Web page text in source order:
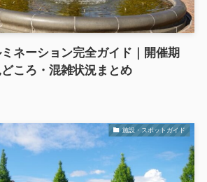
ネーション完全ガイド｜開催期
ころ・混雑状況まとめ
施設・スポットガイド